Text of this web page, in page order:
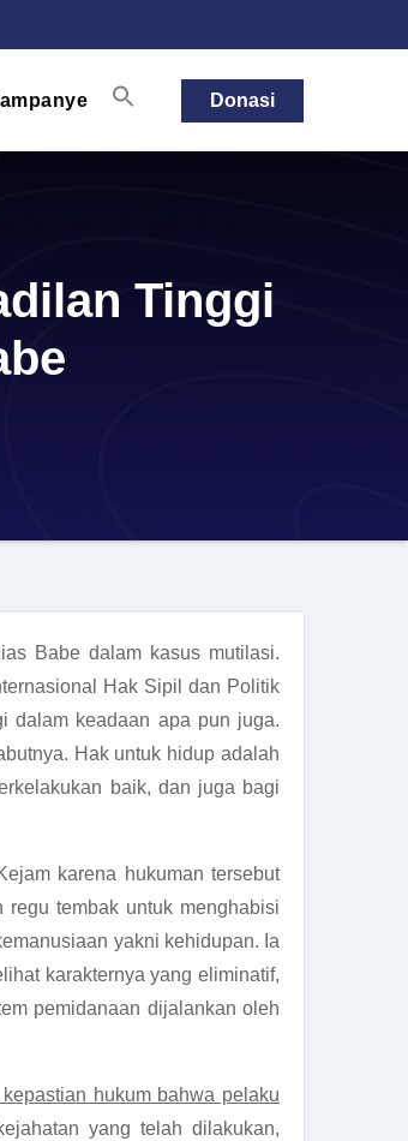
Donasi
Tinggi
Babe dalam kasus mutilasi.
Hak Sipil dan Politik
dalam keadaan apa pun juga.
Hak untuk hidup adalah
baik, dan juga bagi
karena hukuman tersebut
tembak untuk menghabisi
yakni kehidupan. Ia
karakternya yang eliminatif,
pemidanaan dijalankan oleh
hukum bahwa pelaku
yang telah dilakukan,